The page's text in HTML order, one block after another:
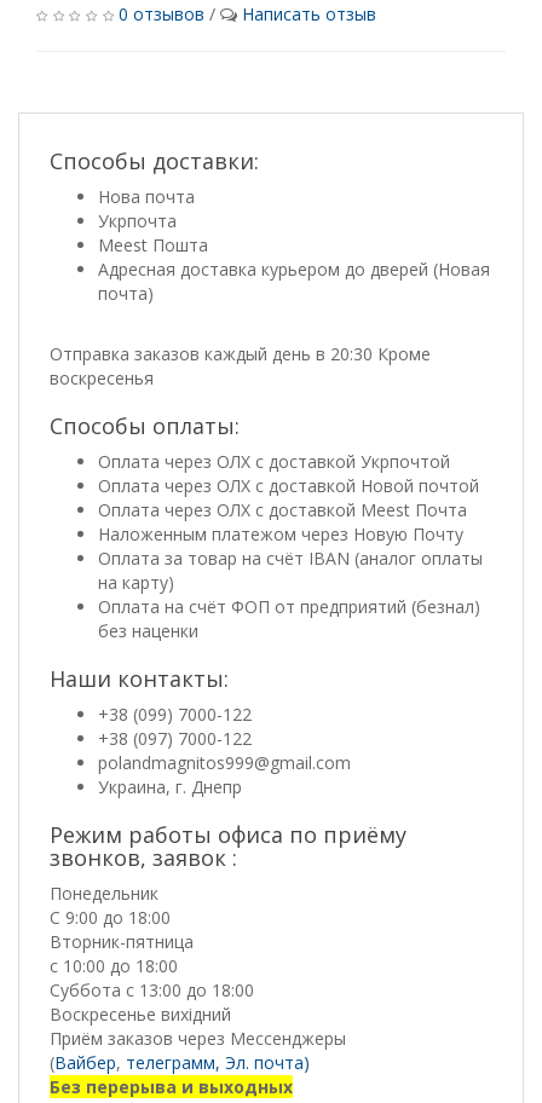
0 отзывов / Написать отзыв
Способы доставки:
Нова почта
Укрпочта
Meest Пошта
Адресная доставка курьером до дверей (Новая
почта)
Отправка заказов каждый день в 20:30 Кроме
воскресенья
Способы оплаты:
Оплата через ОЛХ с доставкой Укрпочтой
Оплата через ОЛХ с доставкой Новой почтой
Оплата через ОЛХ с доставкой Meest Почта
Наложенным платежом через Новую Почту
Оплата за товар на счёт IBAN (аналог оплаты
на карту)
Оплата на счёт ФОП от предприятий (безнал)
без наценки
Наши контакты:
+38 (099) 7000-122
+38 (097) 7000-122
polandmagnitos999@gmail.com
Украина, г. Днепр
Режим работы офиса по приёму
звонков, заявок :
Понедельник
С 9:00 до 18:00
Вторник-пятница
с 10:00 до 18:00
Суббота с 13:00 до 18:00
Воскресенье вихідний
Приём заказов через Мессенджеры
(Вайбер, телеграмм, Эл. почта)
Без перерыва и выходных